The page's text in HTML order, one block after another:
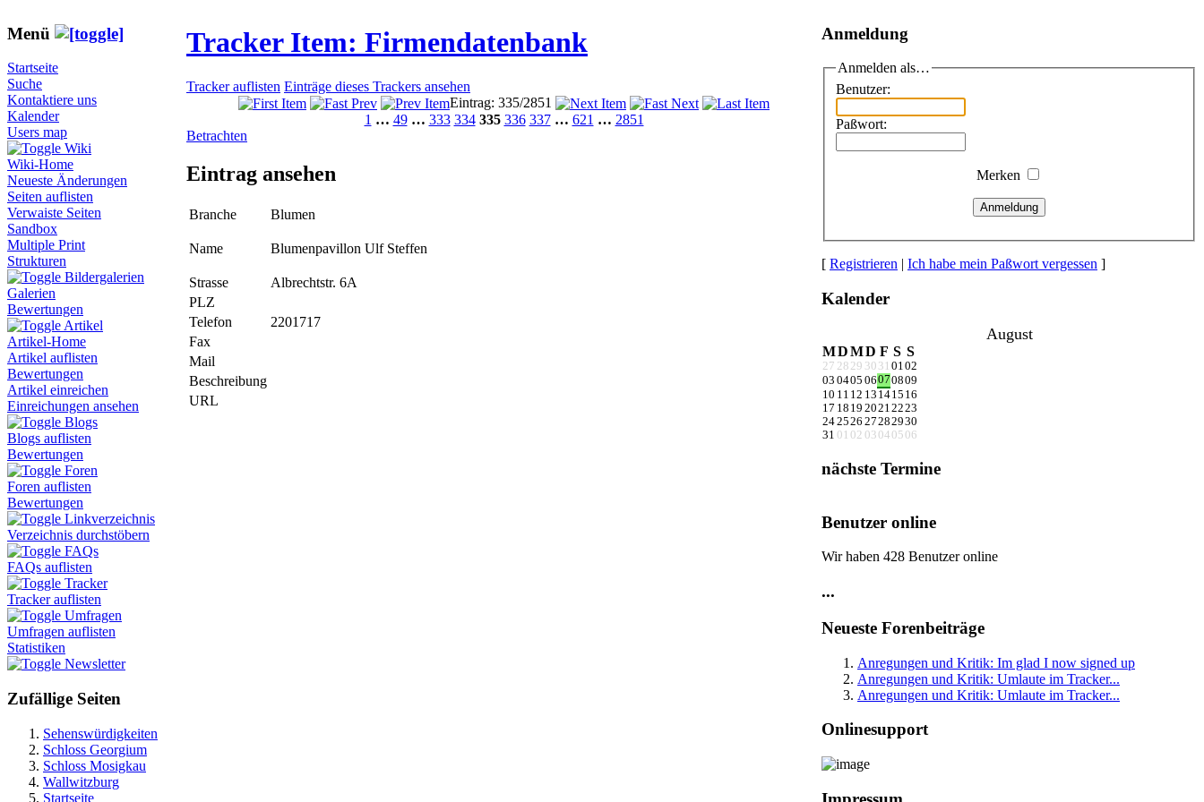
Menü
Startseite
Suche
Kontaktiere uns
Kalender
Users map
Wiki
Wiki-Home
Neueste Änderungen
Seiten auflisten
Verwaiste Seiten
Sandbox
Multiple Print
Strukturen
Bildergalerien
Galerien
Bewertungen
Artikel
Artikel-Home
Artikel auflisten
Bewertungen
Artikel einreichen
Einreichungen ansehen
Blogs
Blogs auflisten
Bewertungen
Foren
Foren auflisten
Bewertungen
Linkverzeichnis
Verzeichnis durchstöbern
FAQs
FAQs auflisten
Tracker
Tracker auflisten
Umfragen
Umfragen auflisten
Statistiken
Newsletter
Zufällige Seiten
Sehenswürdigkeiten
Schloss Georgium
Schloss Mosigkau
Wallwitzburg
Startseite
Tracker Item: Firmendatenbank
Tracker auflisten Einträge dieses Trackers ansehen
Eintrag: 335/2851
1 … 49 … 333 334 335 336 337 … 621 … 2851
Betrachten
Eintrag ansehen
Branche Blumen
Name Blumenpavillon Ulf Steffen
Strasse
Albrechtstr. 6A
PLZ
Telefon
2201717
Fax
Mail
Beschreibung
URL
Anmeldung
Anmelden als…
Benutzer:
Paßwort:
Merken
Anmeldung
[ Registrieren | Ich habe mein Paßwort vergessen ]
Kalender
August
MDMD F S S
27 28 29 30 31 0102
03 0405 06070809
10 11 12 13 1415 16
17 18 19 20212223
242526 27282930
31 01 02 03 04 05 06
nächste Termine
Benutzer online
Wir haben 428 Benutzer online
...
Neueste Forenbeiträge
Anregungen und Kritik: Im glad I now signed up
Anregungen und Kritik: Umlaute im Tracker...
Anregungen und Kritik: Umlaute im Tracker...
Onlinesupport